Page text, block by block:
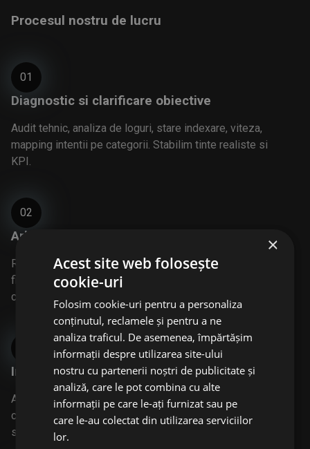
Procesul nostru de lucru
01
Diagnostic si clarificare obiective
Audit tehnic, analiza de loguri, stare indexare, viteza,
mapping intentii pe categorii. Stabilim tinte realiste si
KPI.
02
Arhitectura si prioritizare
Reorganizam categoriile, definim reguli pentru
filtre/paginare, stabilim sabloane si guidelines de
continut.
Implementare MVP si continut esential
Aplicam schimbarile cu impact mare, optimizam
categoriile critice si produsele best-seller, introducem
schema markup.
×
Acest site web folosește
cookie-uri
Folosim cookie-uri pentru a personaliza
conținutul, reclamele și pentru a ne
analiza traficul. De asemenea, împărtășim
informații despre utilizarea site-ului
nostru cu partenerii noștri de publicitate și
analiză, care le pot combina cu alte
informații pe care le-ați furnizat sau pe
care le-au colectat din utilizarea serviciilor
lor.